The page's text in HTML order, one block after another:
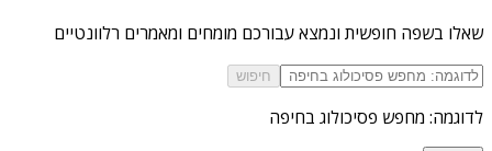
שאלו בשפה חופשית ונמצא עבורכם מומחים ומאמרים רלוונטיים
חיפוש
לדוגמה: מחפש פסיכולוג בחיפה